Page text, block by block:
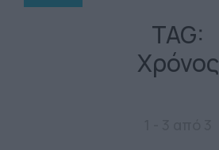
TAG:
Χρόνος